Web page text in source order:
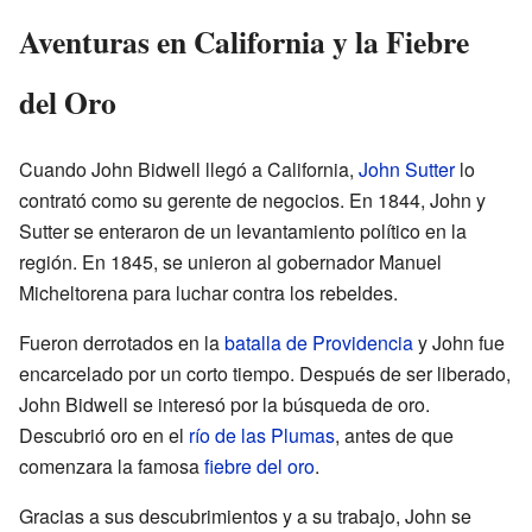
Aventuras en California y la Fiebre
del Oro
Cuando John Bidwell llegó a California, John Sutterlo
contrató como su gerente de negocios. En 1844, John y
Sutter se enteraron de un levantamiento político en la
región. En 1845, se unieron al gobernador Manuel
Micheltorena para luchar contra los rebeldes.
Fueron derrotados en labatalla de Providenciay John fue
encarcelado por un corto tiempo. Después de ser liberado,
John Bidwell se interesó por la búsqueda de oro.
Descubrió oro en el río de las Plumas, antes de que
comenzara la famosafiebre del oro.
Gracias a sus descubrimientos y a su trabajo, John se